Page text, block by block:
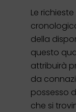
Le
della
questo
attribuirà
da
possesso
che si